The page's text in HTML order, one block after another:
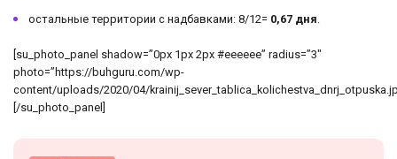
остальные территории с надбавками: 8/12= 0,67 дня
[su_photo_panel shadow=”0px 1px 2px #eeeeee” radius=”3″
photo=”https://buhguru.com/wp-
content/uploads/2020/04/
[/su_photo_panel]